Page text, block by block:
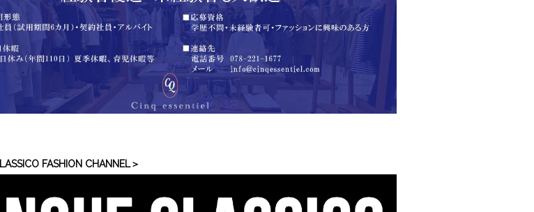
FASHION CHANNEL＞